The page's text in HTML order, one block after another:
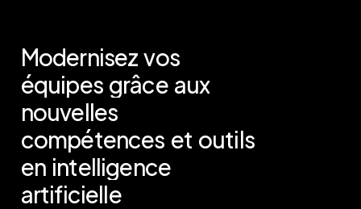
Modernisez vos
équipes grâce aux
nouvelles
compétences et outils
en intelligence
artificielle